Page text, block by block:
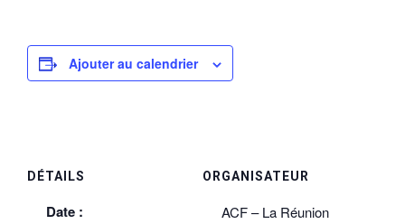
Ajouter au calendrier
DÉTAILS
Date :
ORGANISATEUR
ACF – La Réunion